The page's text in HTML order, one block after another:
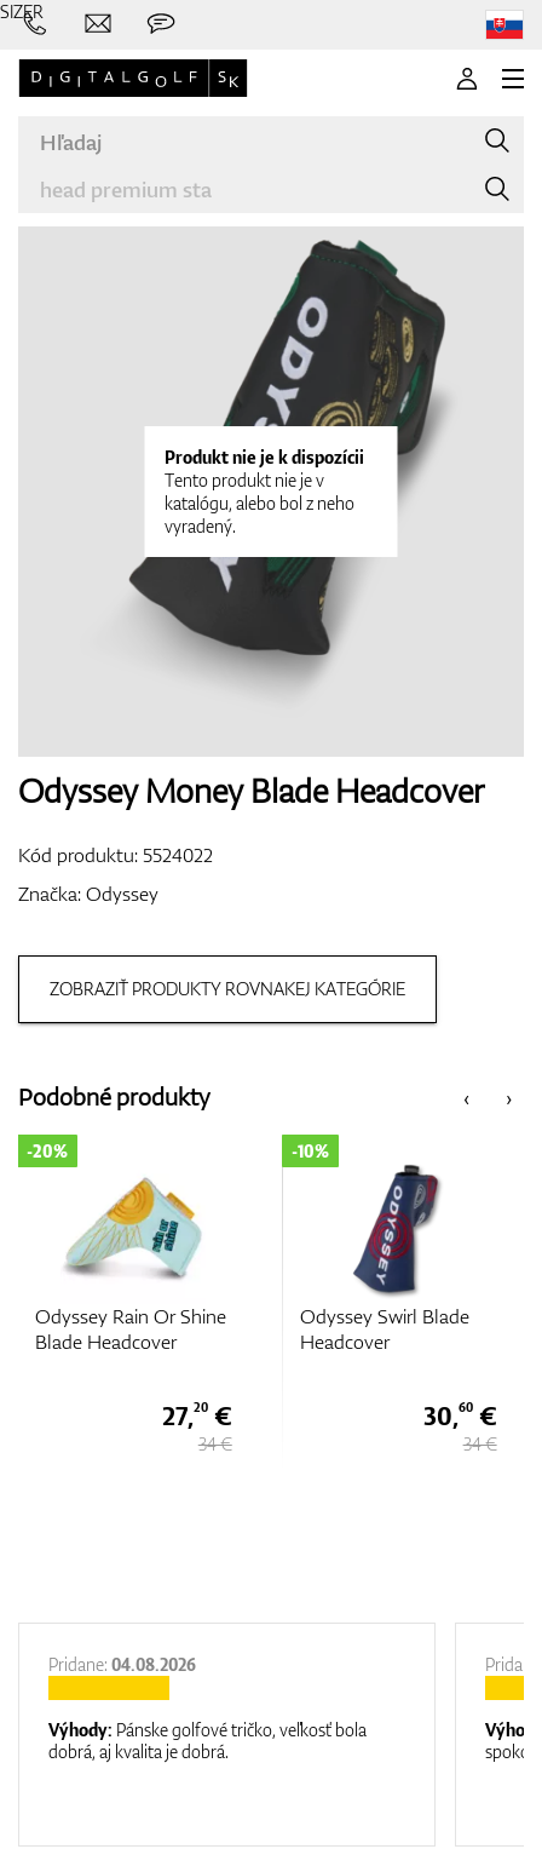
Značky
Palice
Oblečenie
Topánky
Bagy
GPS/Zameriavače
Príslušenstvo
Darčekové poukážky
Produkt nie je k dispozícii
Tento produkt nie je v
katalógu, alebo bol z neho
vyradený.
Odyssey Money Blade Headcover
Kód produktu:5524022
Značka:Odyssey
ZOBRAZIŤ PRODUKTY ROVNAKEJ KATEGÓRIE
‹
Podobné produkty ›
Odyssey Rain Or Shine
Blade Headcover
-20%
27,20€
34 €
Odyssey Swirl Blade
Headcover
-10%
30,60€
34 €
Pridane: 04.08.2026
Výhody: Pánske golfové tričko, veľkosť bola
dobrá, aj kvalita je dobrá.
SIZER